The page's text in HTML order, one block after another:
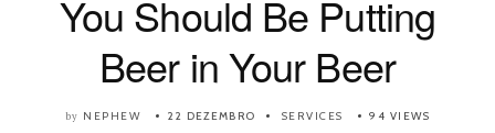
You Should Be Putting
Beer in Your Beer
by NEPHEW 22 DEZEMBRO SERVICES 94 VIEWS